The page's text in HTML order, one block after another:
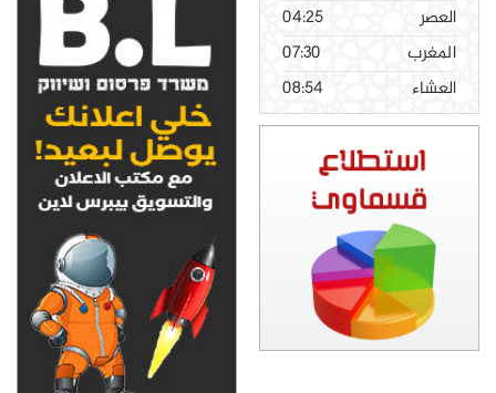
العصر
04:25
المغرب
07:30
العشاء
08:54